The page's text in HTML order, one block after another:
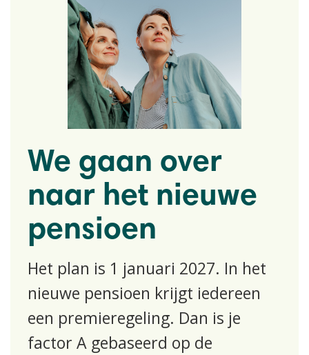
We gaan over
naar het nieuwe
pensioen
Het plan is 1 januari 2027. In het
nieuwe pensioen krijgt iedereen
een premieregeling. Dan is je
factor A gebaseerd op de